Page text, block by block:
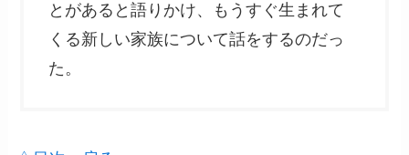
とがあると語りかけ、もうすぐ生まれて
くる新しい家族について話をするのだっ
た。